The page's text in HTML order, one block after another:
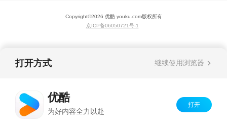
Copyright©2026 优酷 youku.com版权所有
京ICP备06050721号-1
打开方式 继续使用浏览器
优酷
为好内容全力以赴
打开